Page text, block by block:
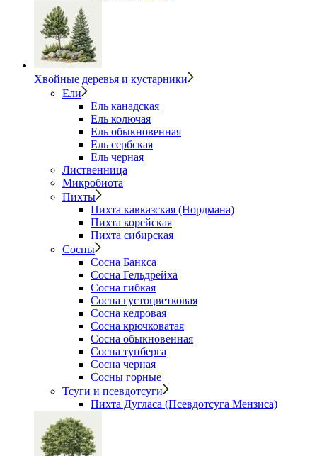
Хвойные деревья и кустарники
Ели
Ель канадская
Ель колючая
Ель обыкновенная
Ель сербская
Ель черная
Лиственница
Микробиота
Пихты
Пихта кавказская (Нордмана)
Пихта корейская
Пихта сибирская
Сосны
Сосна Банкса
Сосна Гельдрейха
Сосна гибкая
Сосна густоцветковая
Сосна кедровая
Сосна крючковатая
Сосна обыкновенная
Сосна тунберга
Сосна черная
Сосны горные
Тсуги и псевдотсуги
Пихта Дугласа (Псевдотсуга Мензиса)